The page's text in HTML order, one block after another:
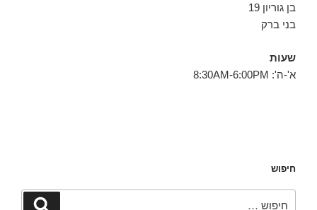
בן גוריון 19
בני ברק
שעות
א'-ה': 8:30AM-6:00PM
חיפוש
חיפוש